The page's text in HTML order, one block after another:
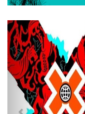
Previous